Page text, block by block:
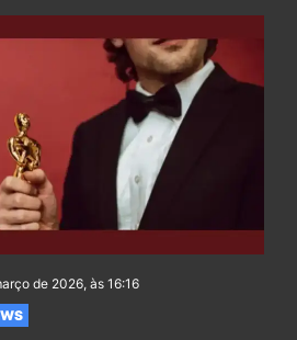
de 2026, às 16:16